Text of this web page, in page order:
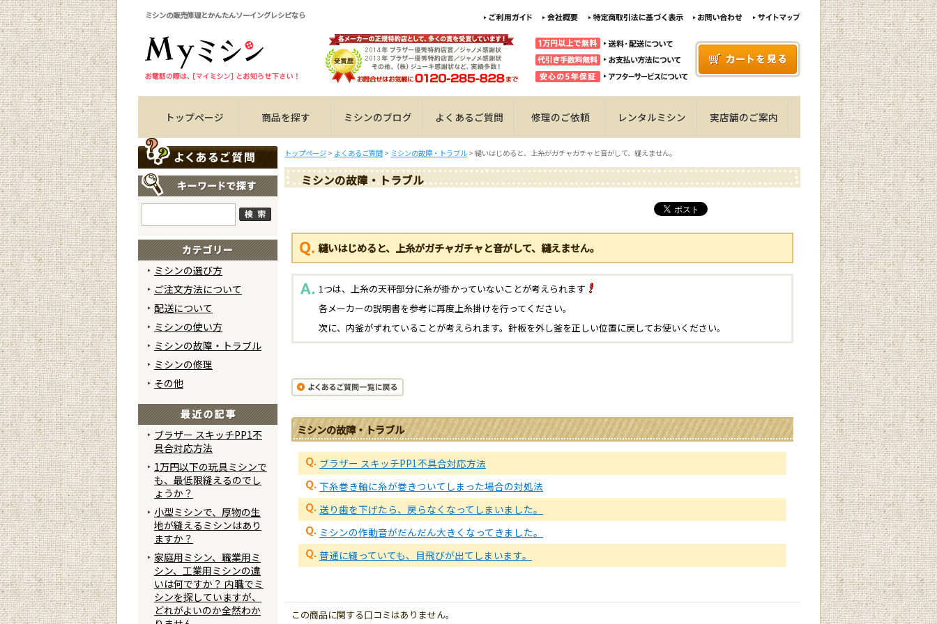
ミシンの販売修理とかんたんソーイングレシピなら
トップページ 商品を探す ミシンのブログ よくあるご質問 修理のご依頼 レンタルミシン 実店舗のご案内
トップページ > よくあるご質問 > ミシンの故障・トラブル> 縫いはじめると、上糸がガチャガチャと音がして、縫えません。
ミシンの故障・トラブル
縫いはじめると、上糸がガチャガチャと音がして、縫えません。
1つは、上糸の天秤部分に糸が掛かっていないことが考えられます
各メーカーの説明書を参考に再度上糸掛けを行ってください。
次に、内釜がずれていることが考えられます。針板を外し釜を正しい位置に戻してお使いください。
ミシンの故障・トラブル
ブラザー スキッチPP1不具合対応方法
下糸巻き軸に糸が巻きついてしまった場合の対処法
送り歯を下げたら、戻らなくなってしまいました。
ミシンの作動音がだんだん大きくなってきました。
普通に縫っていても、目飛びが出てしまいます。
この商品に関する口コミはありません。
ミシンの選び方
ご注文方法について
配送について
ミシンの使い方
ミシンの故障・トラブル
ミシンの修理
その他
ブラザー スキッチPP1不
具合対応方法
1万円以下の玩具ミシンで
も、最低限縫えるのでし
ょうか？
小型ミシンで、厚物の生
地が縫えるミシンはあり
ますか？
家庭用ミシン、職業用ミ
シン、工業用ミシンの違
いは何ですか？ 内職でミ
シンを探していますが、
どれがよいのか全然わか